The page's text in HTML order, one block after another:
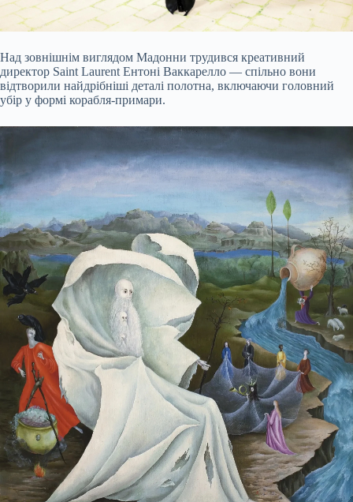
Над зовнішнім виглядом Мадонни трудився креативний
директор Saint Laurent Ентоні Ваккарелло — спільно вони
відтворили найдрібніші деталі полотна, включаючи головний
убір у формі корабля-примари.